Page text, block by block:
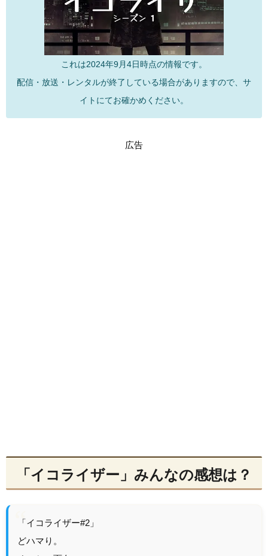
これは2024年9月4日時点の情報です。
配信・放送・レンタルが終了している場合がありますので、サ
イトにてお確かめください。
広告
「イコライザー」みんなの感想は？
「イコライザー#2」
どハマり。